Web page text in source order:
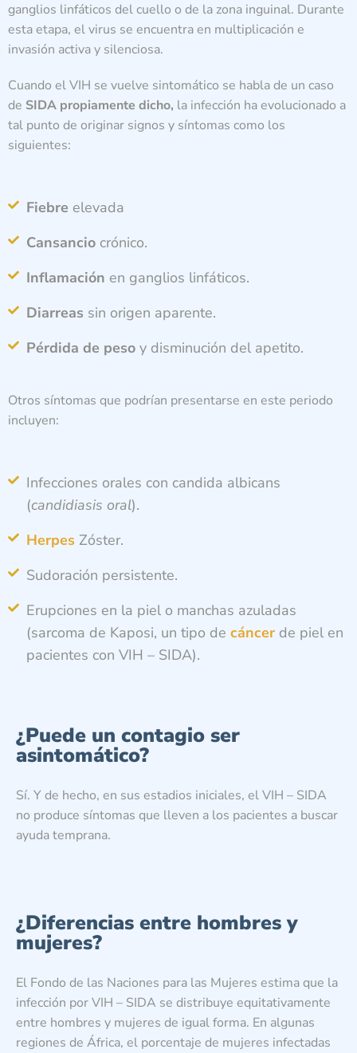
ganglios linfáticos del cuello o de la zona inguinal. Durante
esta etapa, el virus se encuentra en multiplicación e
invasión activa y silenciosa.
Cuando el VIH se vuelve sintomático se habla de un caso
de SIDA propiamente dicho, la infección ha evolucionado a
tal punto de originar signos y síntomas como los
siguientes:
Fiebre elevada
Cansanciocrónico.
Inflamación en ganglios linfáticos.
Diarreas sin origen aparente.
Pérdida de pesoy disminución del apetito.
Otros síntomas que podrían presentarse en este periodo
incluyen:
Infecciones orales con candida albicans
(candidiasis oral).
HerpesZóster.
Sudoración persistente.
Erupciones en la piel o manchas azuladas
(sarcoma de Kaposi, un tipo de cáncerde piel en
pacientes con VIH – SIDA).
¿Puede un contagio ser
asintomático?
Sí. Y de hecho, en sus estadios iniciales, el VIH – SIDA
no produce síntomas que lleven a los pacientes a buscar
ayuda temprana.
¿Diferencias entre hombres y
mujeres?
El Fondo de las Naciones para las Mujeres estima que la
infección por VIH – SIDA se distribuye equitativamente
entre hombres y mujeres de igual forma. En algunas
regiones de África, el porcentaje de mujeres infectadas